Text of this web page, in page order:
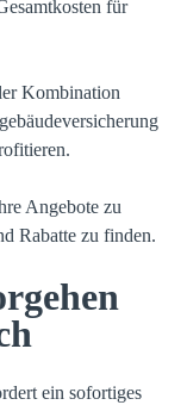
für
Kombination
Angebote zu
Rabatte zu finden.
ein sofortiges